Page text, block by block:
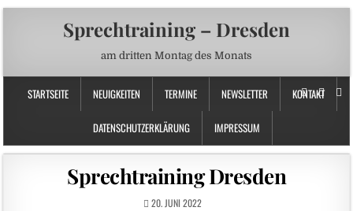
Sprechtraining – Dresden
am dritten Montag des Monats
STARTSEITE NEUIGKEITEN TERMINE NEWSLETTER KONTAKT
DATENSCHUTZERKLÄRUNG IMPRESSUM
Sprechtraining Dresden
20. JUNI 2022